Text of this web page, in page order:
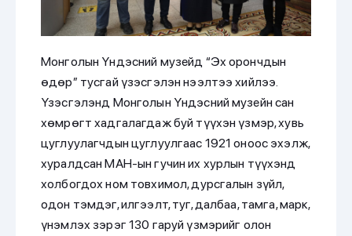
Монголын Үндэсний музейд “Эх орончдын
өдөр” тусгай үзэсгэлэн нээлтээ хийлээ.
Үзэсгэлэнд Монголын Үндэсний музейн сан
хөмрөгт хадгалагдаж буй түүхэн үзмэр, хувь
цуглуулагчдын цуглуулгаас 1921 оноос эхэлж,
хуралдсан МАН-ын гучин их хурлын түүхэнд
холбогдох ном товхимол, дурсгалын зүйл,
одон тэмдэг, илгээлт, туг, далбаа, тамга, марк,
үнэмлэх зэрэг 130 гаруй үзмэрийг олон